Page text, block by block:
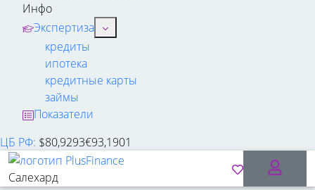
Инфо
Экспертиза
кредиты
ипотека
кредитные карты
займы
Показатели
ЦБ РФ: $80,9293€93,1901
Салехард